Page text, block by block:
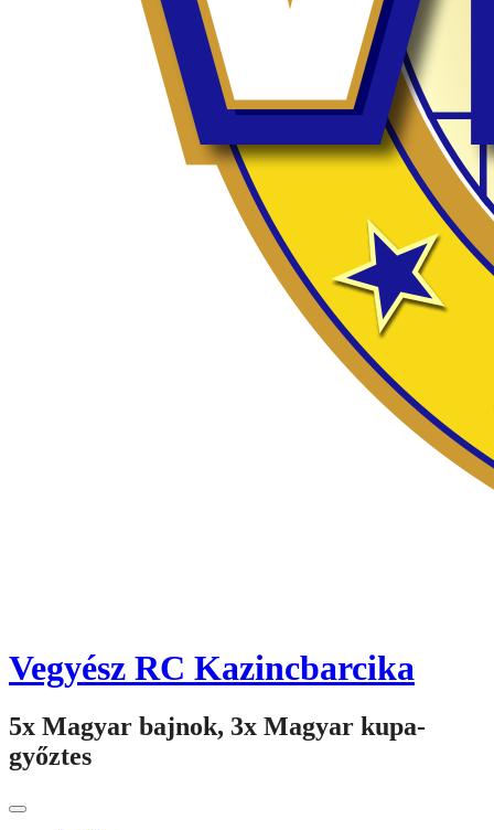
Vegyész RC Kazincbarcika
5x Magyar bajnok, 3x Magyar kupa-
győztes